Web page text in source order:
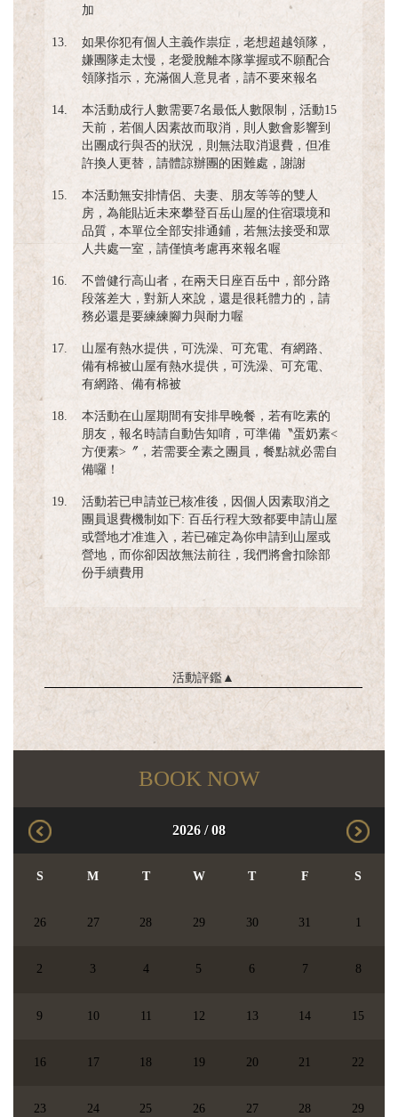
加
13.
如果你犯有個人主義作祟症，老想超越領隊，
嫌團隊走太慢，老愛脫離本隊掌握或不願配合
領隊指示，充滿個人意見者，請不要來報名
14.
本活動成行人數需要7名最低人數限制，活動15
天前，若個人因素故而取消，則人數會影響到
出團成行與否的狀況，則無法取消退費，但准
許換人更替，請體諒辦團的困難處，謝謝
15.
本活動無安排情侶、夫妻、朋友等等的雙人
房，為能貼近未來攀登百岳山屋的住宿環境和
品質，本單位全部安排通鋪，若無法接受和眾
人共處一室，請僅慎考慮再來報名喔
16.
不曾健行高山者，在兩天日座百岳中，部分路
段落差大，對新人來說，還是很耗體力的，請
務必還是要練練腳力與耐力喔
17.
山屋有熱水提供，可洗澡、可充電、有網路、
備有棉被山屋有熱水提供，可洗澡、可充電、
有網路、備有棉被
18.
本活動在山屋期間有安排早晚餐，若有吃素的
朋友，報名時請自動告知唷，可準備〝蛋奶素<
方便素>〞，若需要全素之團員，餐點就必需自
備囉！
19.
活動若已申請並已核准後，因個人因素取消之
團員退費機制如下: 百岳行程大致都要申請山屋
或營地才准進入，若已確定為你申請到山屋或
營地，而你卻因故無法前往，我們將會扣除部
份手續費用
活動評鑑 ▲
BOOK NOW
2026/08
S M T W T F S
26 27 28 29 30 31 1
2 3 4 5 6 7 8
9 10 11 12 13 14 15
16 17 18 19 20 21 22
23 24 25 26 27 28 29